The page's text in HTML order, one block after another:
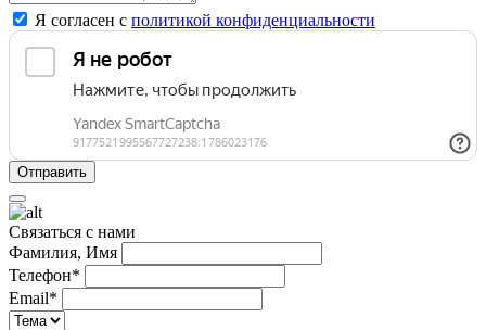
Я согласен с политикой конфиденциальности
Связаться с нами
Фамилия, Имя
Телефон*
Email*